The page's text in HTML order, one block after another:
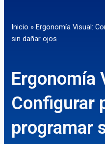
Inicio » Ergonomía Visual:
sin dañar ojos
Ergonomía
Configurar
programar